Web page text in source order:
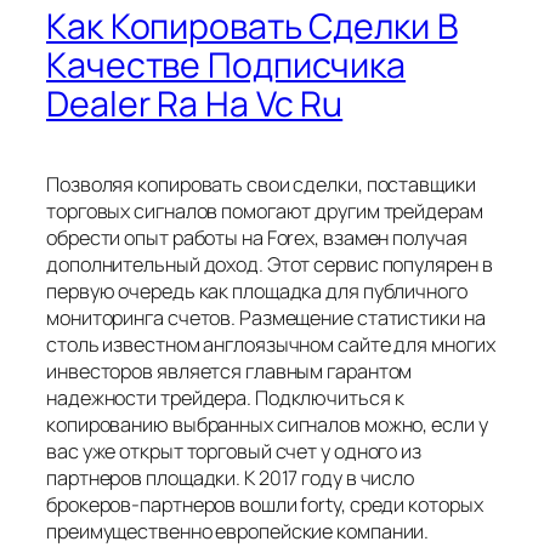
Как Копировать Сделки В
Качестве Подписчика
Dealer Ra На Vc Ru
Позволяя копировать свои сделки, поставщики
торговых сигналов помогают другим трейдерам
обрести опыт работы на Forex, взамен получая
дополнительный доход. Этот сервис популярен в
первую очередь как площадка для публичного
мониторинга счетов. Размещение статистики на
столь известном англоязычном сайте для многих
инвесторов является главным гарантом
надежности трейдера. Подключиться к
копированию выбранных сигналов можно, если у
вас уже открыт торговый счет у одного из
партнеров площадки. К 2017 году в число
брокеров-партнеров вошли forty, среди которых
преимущественно европейские компании.